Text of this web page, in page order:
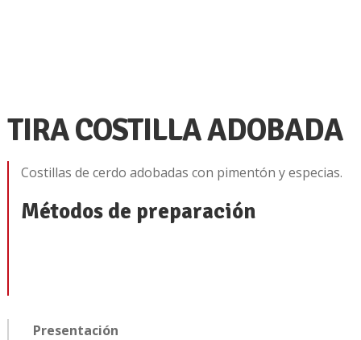
TIRA COSTILLA ADOBADA
Costillas de cerdo adobadas con pimentón y especias.
Métodos de preparación
Presentación